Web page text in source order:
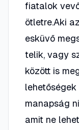
fiatalok
ötletre.Aki
esküvő
telik, vagy
között is
manapság
amit ne